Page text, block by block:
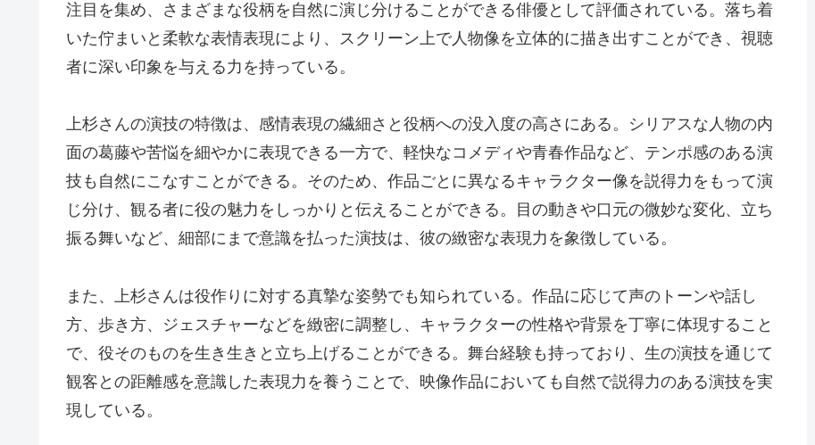
注目を集め、さまざまな役柄を自然に演じ分けることができる俳優として評価されている。落ち着
いた佇まいと柔軟な表情表現により、スクリーン上で人物像を立体的に描き出すことができ、視聴
者に深い印象を与える力を持っている。
上杉さんの演技の特徴は、感情表現の繊細さと役柄への没入度の高さにある。シリアスな人物の内
面の葛藤や苦悩を細やかに表現できる一方で、軽快なコメディや青春作品など、テンポ感のある演
技も自然にこなすことができる。そのため、作品ごとに異なるキャラクター像を説得力をもって演
じ分け、観る者に役の魅力をしっかりと伝えることができる。目の動きや口元の微妙な変化、立ち
振る舞いなど、細部にまで意識を払った演技は、彼の緻密な表現力を象徴している。
また、上杉さんは役作りに対する真摯な姿勢でも知られている。作品に応じて声のトーンや話し
方、歩き方、ジェスチャーなどを緻密に調整し、キャラクターの性格や背景を丁寧に体現すること
で、役そのものを生き生きと立ち上げることができる。舞台経験も持っており、生の演技を通じて
観客との距離感を意識した表現力を養うことで、映像作品においても自然で説得力のある演技を実
現している。